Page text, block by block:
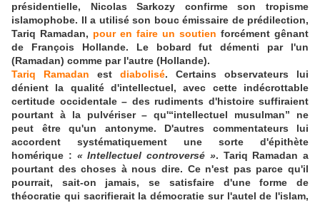
présidentielle, Nicolas Sarkozy confirme son tropisme
islamophobe. Il a utilisé son bouc émissaire de prédilection,
Tariq Ramadan, pour en faire un soutien forcément gênant
de François Hollande. Le bobard fut démenti par l'un
(Ramadan) comme par l'autre (Hollande).
Tariq Ramadan est diabolisé. Certains observateurs lui
dénient la qualité d'intellectuel, avec cette indécrottable
certitude occidentale – des rudiments d'histoire suffiraient
pourtant à la pulvériser – qu'“intellectuel musulman” ne
peut être qu'un antonyme. D'autres commentateurs lui
accordent systématiquement une sorte d'épithète
homérique : « Intellectuel controversé ». Tariq Ramadan a
pourtant des choses à nous dire. Ce n'est pas parce qu'il
pourrait, sait-on jamais, se satisfaire d'une forme de
théocratie qui sacrifierait la démocratie sur l'autel de l'islam,